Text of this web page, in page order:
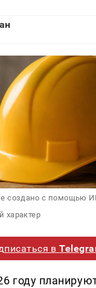
создано с помощью
характер
в
году